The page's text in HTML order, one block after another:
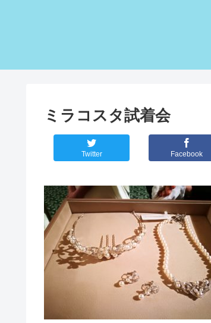
ミラコスタ試着会
Twitter Facebook